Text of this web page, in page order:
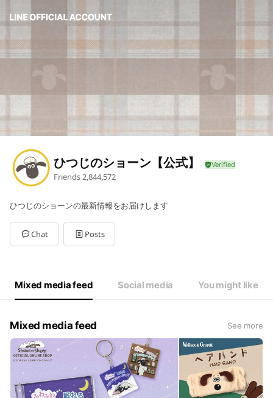
ひつじのショーン【公式】
Friends2,844,572
ひつじのショーンの最新情報をお届けします
Chat Posts
Mixed media feed Social media You might like
Mixed media feed See more